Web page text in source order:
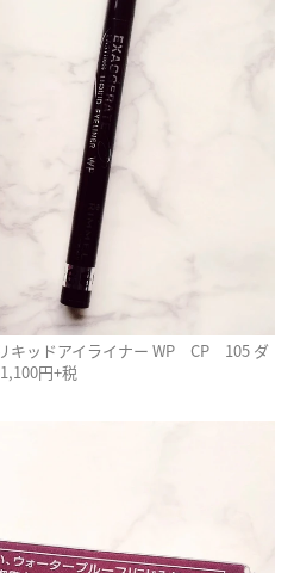
キッドアイライナー WP CP 105 ダ
円+税